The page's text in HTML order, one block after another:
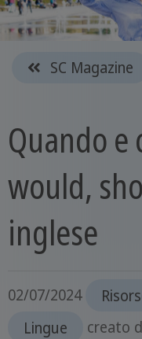
SC Magazine
Quando e
would,
inglese
02/07/2024
Lingue
creato